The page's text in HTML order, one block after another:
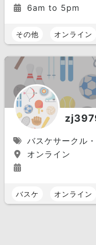
6am to 5pm
その他 オンライン
バスケサークル
オンライン
バスケ オンライン